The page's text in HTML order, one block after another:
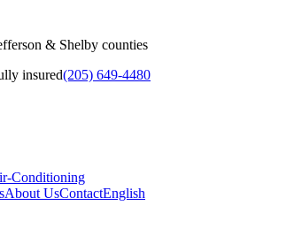
& Shelby counties
insured(205) 649-4480
Conditioning
About UsContactEnglish